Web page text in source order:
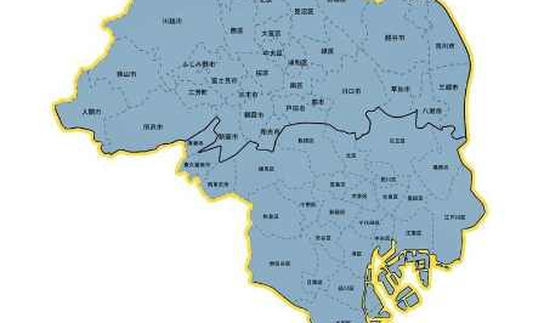
お買い物を続ける カートへ進む